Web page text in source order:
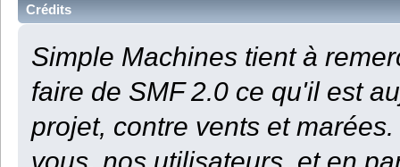
Crédits
Simple Machines tient à
faire de SMF 2.0 ce qu'il est
projet, contre vents et
vous, nos utilisateurs, et en